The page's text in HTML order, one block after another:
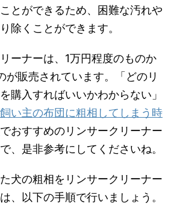
とができるため、困難な汚れや
除くことができます。
ーナーは、1万円程度のものか
が販売されています。「どのリ
購入すればいいかわからない」
い主の布団に粗相してしまう時
でおすすめのリンサークリーナー
、是非参考にしてくださいね。
犬の粗相をリンサークリーナー
、以下の手順で行いましょう。